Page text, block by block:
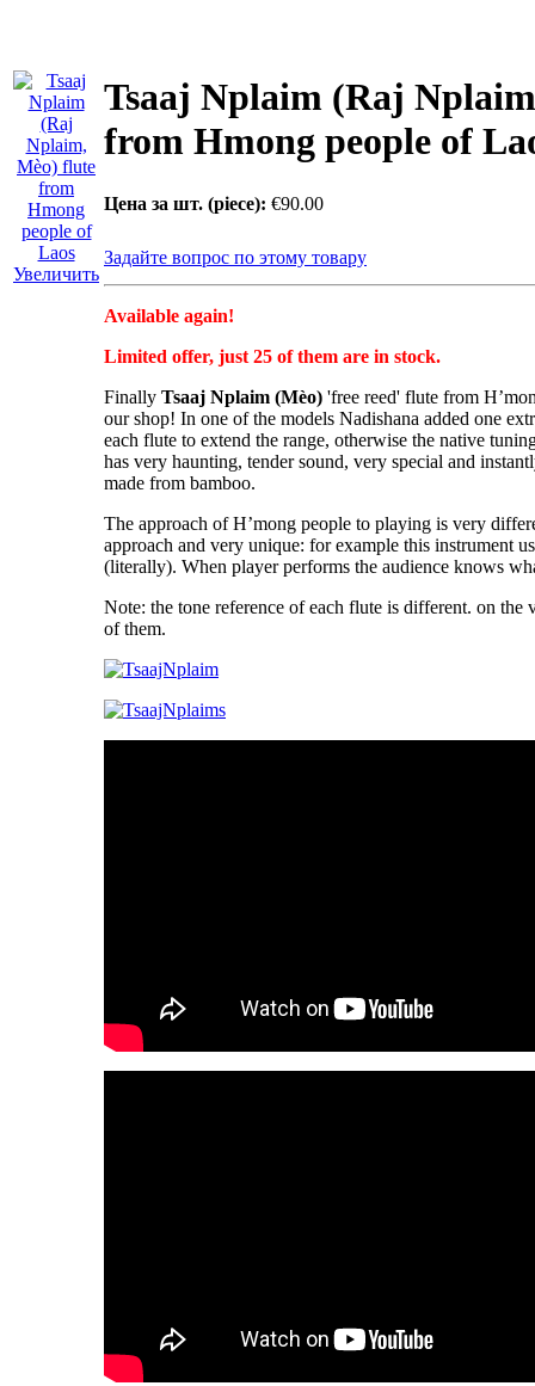
Увеличить
Tsaaj Nplaim (Raj
from Hmong people of
Цена за шт. (piece): €90.00
Задайте вопрос по этому товару
Available again!
Limited offer, just 25 of them are in stock.
Finally Tsaaj Nplaim (Mèo) 'free reed' flute from
our shop! In one of the models Nadishana added one
each flute to extend the range, otherwise the native
has very haunting, tender sound, very special and
made from bamboo.
The approach of H’mong people to playing is very
approach and very unique: for example this instrument
(literally). When player performs the audience knows
Note: the tone reference of each flute is different. on the
of them.